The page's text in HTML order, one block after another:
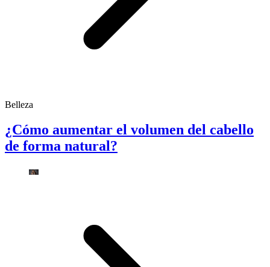
Belleza
¿Cómo aumentar el volumen del cabello
de forma natural?